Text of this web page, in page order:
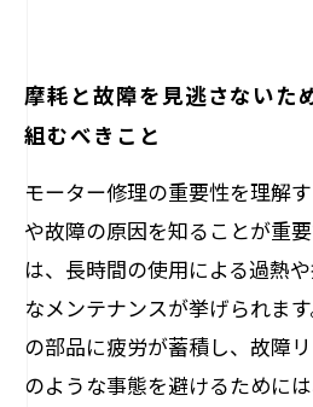
摩耗と故障を見逃さないた
組むべきこと
モーター修理の重要性を理解
や故障の原因を知ることが重
は、長時間の使用による過熱
なメンテナンスが挙げられま
の部品に疲労が蓄積し、故障
のような事態を避けるために